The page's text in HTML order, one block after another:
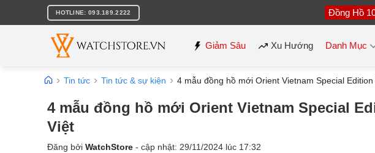
nội
HOTLINE: 093.189.2222 Đồng Hồ
Giảm Sâu Xu Hướng Danh Mục
Tin tức Tin tức & sự kiện 4 mẫu đồng hồ mới Orient Vietnam Special
4 mẫu đồng hồ mới Orient Vietnam Special
Việt
Đăng bởi WatchStore - cập nhật: 29/11/2024 lúc 17:32